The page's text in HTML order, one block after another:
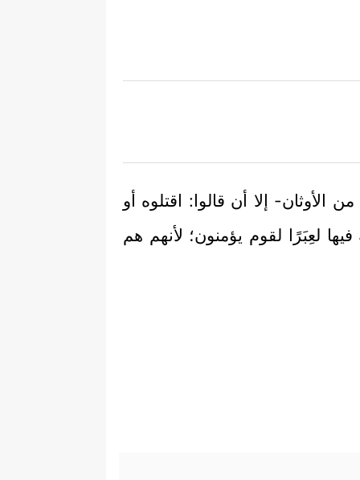
إلا أن قالوا: اقتلوه أو
لعِبَرًا لقوم يؤمنون؛ لأنهم هم